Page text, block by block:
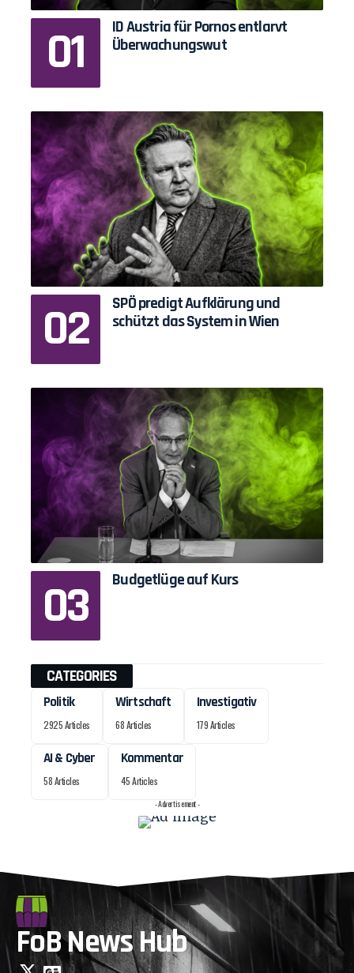
ID Austria für Pornos entlarvt
Überwachungswut
SPÖ predigt Aufklärung und
schützt das System in Wien
Budgetlüge auf Kurs
CATEGORIES
Politik
2925 Articles
Wirtschaft
68 Articles
Investigativ
179 Articles
AI & Cyber
58 Articles
Kommentar
45 Articles
- Advertisement -
FoB News Hub